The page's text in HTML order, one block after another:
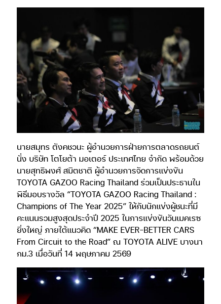
นายสมุทร ตังคชวนะ ผู้อำนวยการฝ่ายการตลาดรถยนต์
นั่ง บริษัท โตโยต้า มอเตอร์ ประเทศไทย จำกัด พร้อมด้วย
นายสุทธิพงศ์ สมิตชาติ ผู้อำนวยการจัดการแข่งขัน
TOYOTA GAZOO Racing Thailand ร่วมเป็นประธานใน
พิธีมอบรางวัล “TOYOTA GAZOO Racing Thailand :
Champions of The Year 2025” ให้กับนักแข่งผู้ชนะที่มี
คะแนนรวมสูงสุดประจำปี 2025 ในการแข่งขันวันเมคเรซ
ยิ่งใหญ่ ภายใต้แนวคิด “MAKE EVER-BETTER CARS
From Circuit to the Road” ณ TOYOTA ALIVE บางนา
กม.3 เมื่อวันที่ 14 พฤษภาคม 2569